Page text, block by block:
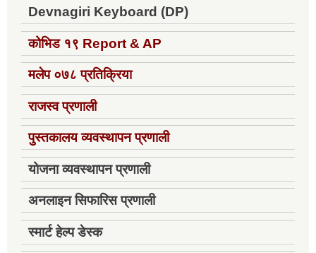
Devnagiri Keyboard (DP)
कोभिड १९ Report & AP
मलेप ०७८ प्रतिक्रिया
राजस्व प्रणाली
पुस्तकालय व्यवस्थापन प्रणाली
योजना व्यवस्थापन प्रणाली
अनलाइन सिफारिस प्रणाली
स्मार्ट हेल्प डेस्क